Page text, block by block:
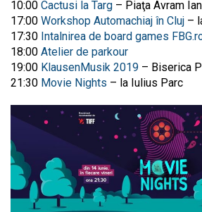
10:00 Cactusi la Targ – Piaţa Avram
17:00 Workshop Automachiaj în Cluj –
17:30 Intalnirea de board games
18:00 Atelier de parkour
19:00 KlausenMusik 2019 – Biserica
21:30 Movie Nights – la Iulius Parc